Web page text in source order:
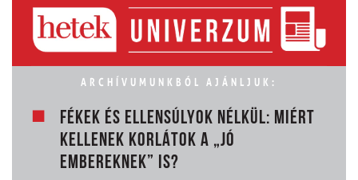
ARCHÍVUMUNKBÓL AJÁNLJUK:
FÉKEK ÉS ELLENSÚLYOK NÉLKÜL: MIÉRT
KELLENEK KORLÁTOK A „JÓ
EMBEREKNEK” IS?